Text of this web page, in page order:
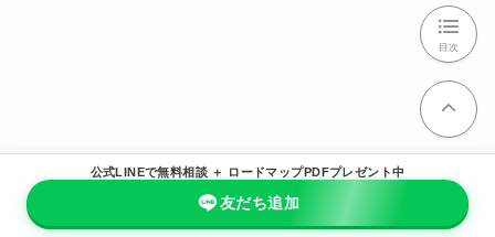
目次
公式LINEで無料相談 ＋ ロードマップPDFプレゼント中
友だち追加